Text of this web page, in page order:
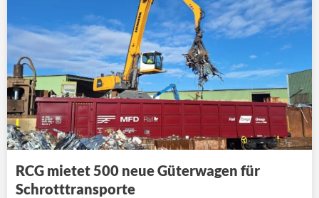
RCG mietet 500 neue Güterwagen für
Schrotttransporte